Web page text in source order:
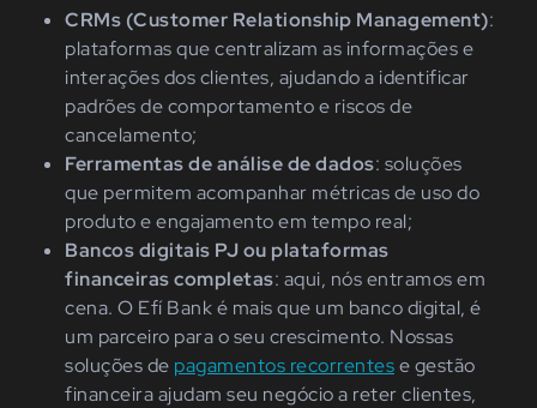
CRMs (Customer Relationship Management):
plataformas que centralizam as informações e
interações dos clientes, ajudando a identificar
padrões de comportamento e riscos de
cancelamento;
Ferramentas de análise de dados: soluções
que permitem acompanhar métricas de uso do
produto e engajamento em tempo real;
Bancos digitais PJ ou plataformas
financeiras completas: aqui, nós entramos em
cena. O Efí Bank é mais que um banco digital, é
um parceiro para o seu crescimento. Nossas
soluções de pagamentos recorrentese gestão
financeira ajudam seu negócio a reter clientes,